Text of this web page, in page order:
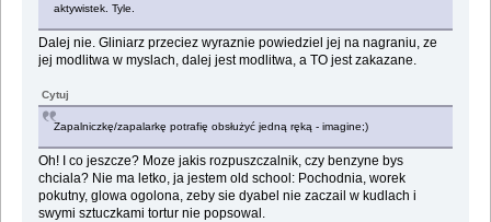
aktywistek. Tyle.
Dalej nie. Gliniarz przeciez wyraznie powiedziel jej na nagraniu, ze
jej modlitwa w myslach, dalej jest modlitwa, a TO jest zakazane.
Cytuj
Zapalniczkę/zapalarkę potrafię obsłużyć jedną ręką - imagine;)
Oh! I co jeszcze? Moze jakis rozpuszczalnik, czy benzyne bys
chciala? Nie ma letko, ja jestem old school: Pochodnia, worek
pokutny, glowa ogolona, zeby sie dyabel nie zaczail w kudlach i
swymi sztuczkami tortur nie popsowal.